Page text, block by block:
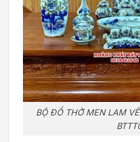
BỘ ĐỒ THỜ MEN LAM